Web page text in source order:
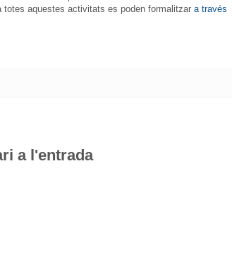
totes aquestes activitats es poden formalitzar a través
a l'entrada